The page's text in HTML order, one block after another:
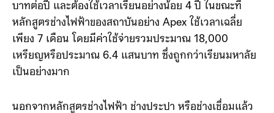
ค่าใช้จ่ายสูงกว่า 38,000 เหรียญ หรือประมาณ 1.3 ล้าน
บาทต่อปี และต้องใช้เวลาเรียนอย่างน้อย 4 ปี ในขณะที่
หลักสูตรช่างไฟฟ้าของสถาบันอย่าง Apex ใช้เวลาเฉลี่ย
เพียง 7 เดือน โดยมีค่าใช้จ่ายรวมประมาณ 18,000
เหรียญ​หรือประมาณ 6.4 แสนบาท ซึ่งถูกกว่าเรียนมหาลัย